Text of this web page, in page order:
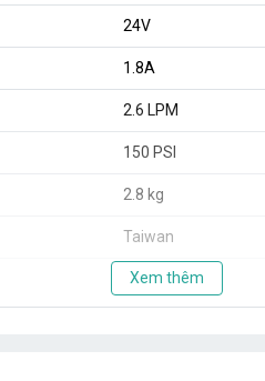
24V
1.8A
2.6 LPM
150 PSI
2.8 kg
Taiwan
Xem thêm